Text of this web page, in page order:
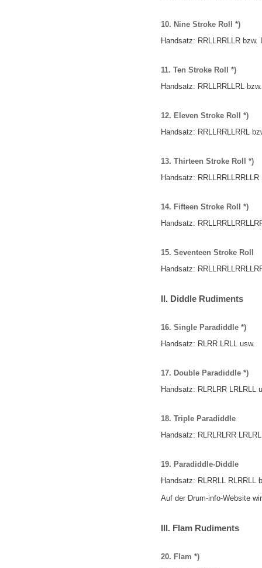
10. Nine Stroke Roll *)
Handsatz: RRLLRRLLR bzw.
11. Ten Stroke Roll *)
Handsatz: RRLLRRLLRL
12. Eleven Stroke Roll *)
Handsatz: RRLLRRLLRRL
13. Thirteen Stroke Roll *)
Handsatz: RRLLRRLLRRLLR
14. Fifteen Stroke Roll *)
Handsatz:
15. Seventeen Stroke Roll
Handsatz:
II. Diddle Rudiments
16. Single Paradiddle *)
Handsatz: RLRR LRLL usw.
17. Double Paradiddle *)
Handsatz: RLRLRR LRLRLL
18. Triple Paradiddle
Handsatz: RLRLRLRR
19. Paradiddle-Diddle
Handsatz: RLRRLL RLRRLL
Auf der Drum-info-Website
III. Flam Rudiments
20. Flam *)